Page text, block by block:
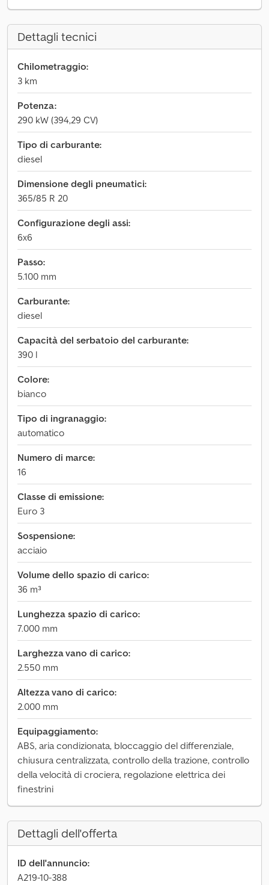
Dettagli tecnici
Chilometraggio:
3 km
Potenza:
290 kW (394,29 CV)
Tipo di carburante:
diesel
Dimensione degli pneumatici:
365/85 R 20
Configurazione degli assi:
6x6
Passo:
5.100 mm
Carburante:
diesel
Capacità del serbatoio del carburante:
390 l
Colore:
bianco
Tipo di ingranaggio:
automatico
Numero di marce:
16
Classe di emissione:
Euro 3
Sospensione:
acciaio
Volume dello spazio di carico:
36 m³
Lunghezza spazio di carico:
7.000 mm
Larghezza vano di carico:
2.550 mm
Altezza vano di carico:
2.000 mm
Equipaggiamento:
ABS, aria condizionata, bloccaggio del differenziale,
chiusura centralizzata, controllo della trazione, controllo
della velocità di crociera, regolazione elettrica dei
finestrini
Dettagli dell'offerta
ID dell'annuncio:
A219-10-388